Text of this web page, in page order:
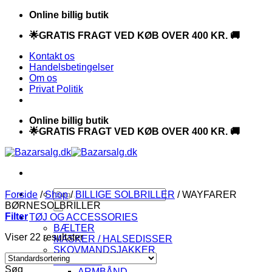
Fortsæt
indhold
Online billig butik
🌟GRATIS FRAGT VED KØB OVER 400 KR. 🚚
Kontakt os
Handelsbetingelser
Om os
Privat Politik
Online billig butik
🌟GRATIS FRAGT VED KØB OVER 400 KR. 🚚
Søg
efter:
TØJ OG ACCESSORIES
BÆLTER
MASKER / HALSEDISSER
SKOVMANDSJAKKER
SMYKKER
Forside / Shop / BILLIGE SOLBRILLER /WAYFARER
BØRNESOLBRILLER
Filter
Viser 22 resultater
Søg